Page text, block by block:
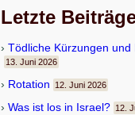
Letzte
Töd­li­che Kür­zun­gen und
13. Juni 2026
Rota­tion 12. Juni 2026
Was ist los in Israel? 12.